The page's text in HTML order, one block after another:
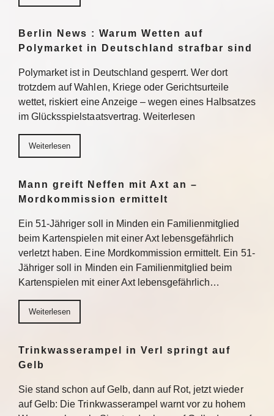
Berlin News : Warum Wetten auf
Polymarket in Deutschland strafbar sind
Polymarket ist in Deutschland gesperrt. Wer dort
trotzdem auf Wahlen, Kriege oder Gerichtsurteile
wettet, riskiert eine Anzeige – wegen eines Halbsatzes
im Glücksspielstaatsvertrag. Weiterlesen
Weiterlesen
Mann greift Neffen mit Axt an –
Mordkommission ermittelt
Ein 51-Jähriger soll in Minden ein Familienmitglied
beim Kartenspielen mit einer Axt lebensgefährlich
verletzt haben. Eine Mordkommission ermittelt. Ein 51-
Jähriger soll in Minden ein Familienmitglied beim
Kartenspielen mit einer Axt lebensgefährlich…
Weiterlesen
Trinkwasserampel in Verl springt auf
Gelb
Sie stand schon auf Gelb, dann auf Rot, jetzt wieder
auf Gelb: Die Trinkwasserampel warnt vor zu hohem